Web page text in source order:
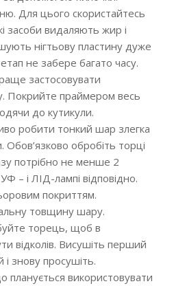
Для цього скористайтесь
засоби видаляють жир і
нігтьову пластину дуже
не забере багато часу.
застосовувати
Покрийте праймером весь
до кутикули.
робити тонкий шар злегка
обробіть торці
потрібно не менше 2
– і ЛІД-лампі відповідно.
покриттям.
товщину шару.
торець, щоб в
відколів. Висушіть перший
знову просушіть.
використовувати